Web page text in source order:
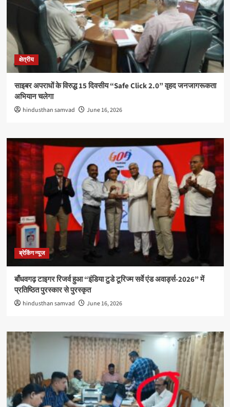
क्षेत्रीय
साइबर अपराधों के विरुद्ध 15 दिवसीय “Safe Click 2.0” वृहद जनजागरूकता
अभियान चलेगा
hindusthan samvad June 16, 2026
ब्रेकिंग न्यूज
बाँधवगढ़ टाइगर रिजर्व हुआ “इंडिया टुडे टूरिज्म सर्वे एंड अवार्ड्स-2026” में
प्रतिष्ठित पुरस्कार से पुरस्कृत
hindusthan samvad June 16, 2026